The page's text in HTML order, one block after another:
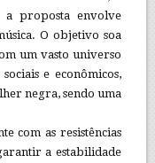
proposta envolve
O objetivo soa
um vasto universo
e econômicos,
negra, sendo uma
com as resistências
a estabilidade